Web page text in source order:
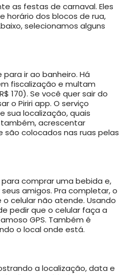
as festas de carnaval. Eles
horário dos blocos de rua,
selecionamos alguns
ir ao banheiro. Há
fiscalização e multam
170). Se você quer sair do
o Piriri app. O serviço
sua localização, quais
também, acrescentar
são colocados nas ruas pelas
comprar uma bebida e,
amigos. Pra completar, o
celular não atende. Usando
pedir que o celular faça a
GPS. Também é
o local onde está.
a localização, data e